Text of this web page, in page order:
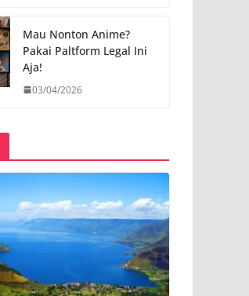
Mau Nonton Anime?
Pakai Paltform Legal Ini
Aja!
03/04/2026